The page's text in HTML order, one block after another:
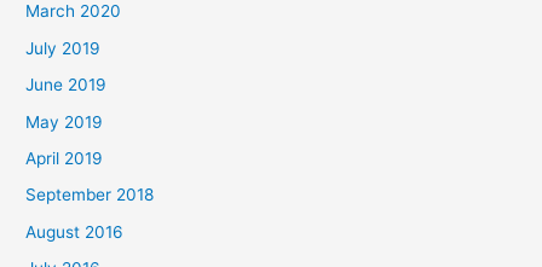
March 2020
July 2019
June 2019
May 2019
April 2019
September 2018
August 2016